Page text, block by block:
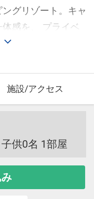
グリゾート。キャ
感を、 プライベ
ンで実現した施設
施設/アクセス
供0名 1部屋